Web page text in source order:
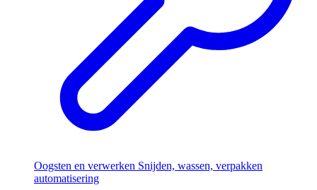
Oogsten en verwerken Snijden, wassen, verpakken
automatisering